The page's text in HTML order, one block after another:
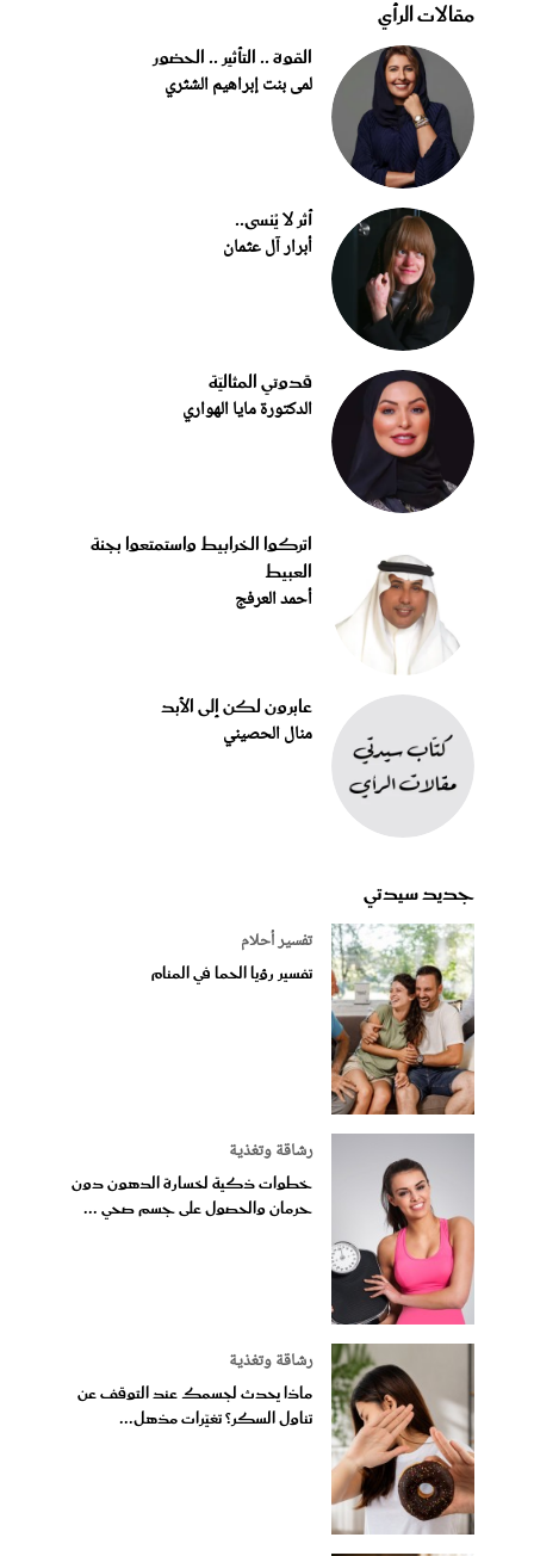
مقالات الرأي
القوة .. التأثير .. الحضور
لمى بنت إبراهيم الشثري
أثر لا يُنسى..
أبرار آل عثمان
قدوتي المثاليّة
الدكتورة مايا الهواري
اتركوا الخرابيط واستمتعوا بجنة
العبيط
أحمد العرفج
عابرون لكن إلى الأبد
منال الحصيني
جديد سيدتي
تفسير أحلام
تفسير رؤيا الحما في المنام
رشاقة وتغذية
خطوات ذكية لخسارة الدهون دون
حرمان والحصول على جسم صحي ...
رشاقة وتغذية
ماذا يحدث لجسمك عند التوقف عن
تناول السكر؟ تغيّرات مذهل...